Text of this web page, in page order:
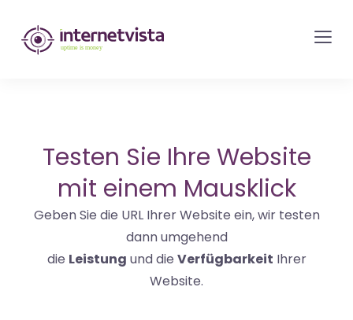
internetvista
Monitoring
Websites
und
Internet-
Diensten
Uptime
Testen Sie Ihre Website
mit einem Mausklick
Geben Sie die URL Ihrer Website ein, wir testen
dann umgehend
die Leistung und die Verfügbarkeit Ihrer
Website.